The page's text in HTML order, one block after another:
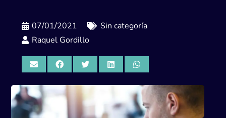
07/01/2021
Sin categoría
Raquel Gordillo